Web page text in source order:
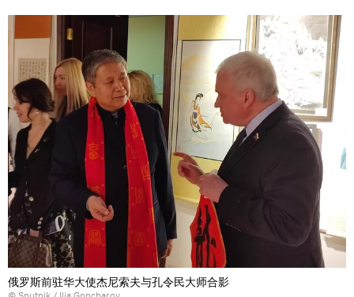
俄罗斯前驻华大使杰尼索夫与孔令民大师合影